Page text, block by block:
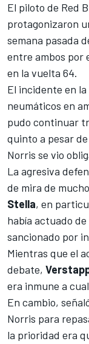
El piloto de Red
protagonizaron
semana pasada
entre ambos por
en la vuelta 64.
El incidente en
neumáticos en
pudo continuar
quinto a pesar
Norris se vio
La agresiva
de mira de
Stella, en
había actuado
sancionado por
Mientras que el
debate,
era inmune a
En cambio,
Norris para
la prioridad era